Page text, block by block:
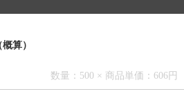
算）
数量：500 × 商品単価：606円